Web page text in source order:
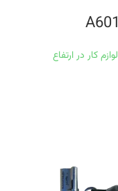
لوازم کار در ارتفاع